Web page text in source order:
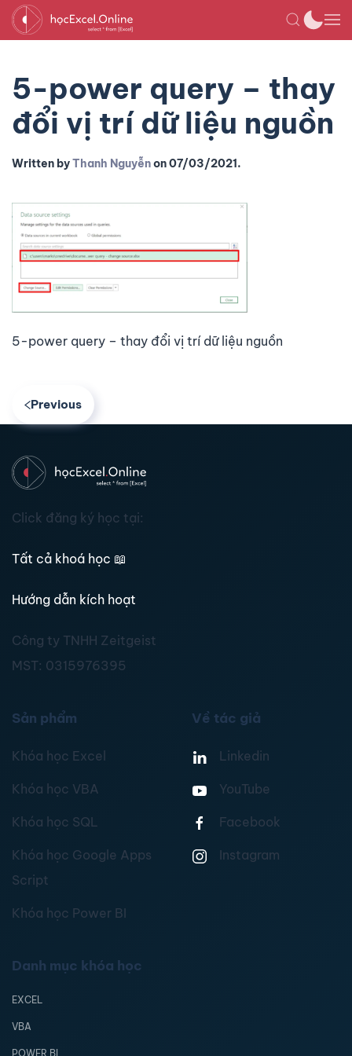
5-power query – thay
đổi vị trí dữ liệu nguồn
Written byThanh Nguyễnon07/03/2021.
5-power query – thay đổi vị trí dữ liệu nguồn
Previous
Click đăng ký học tại:
Tất cả khoá học 📖
Hướng dẫn kích hoạt
Công ty TNHH Zeitgeist
MST: 0315976395
Sản phẩm
Khóa học Excel
Khóa học VBA
Khóa học SQL
Khóa học Google Apps
Script
Khóa học Power BI
Về tác giả
Linkedin
YouTube
Facebook
Instagram
Danh mục khóa học
EXCEL
VBA
POWER BI